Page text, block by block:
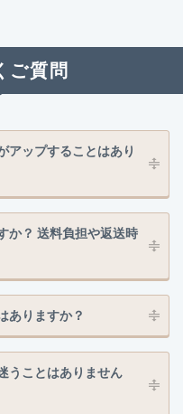
ご質問
アップすることはあり
か？ 送料負担や返送時
ありますか？
うことはありません